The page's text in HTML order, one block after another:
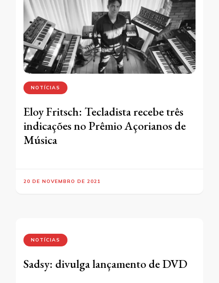
NOTÍCIAS
Eloy Fritsch: Tecladista recebe três
indicações no Prêmio Açorianos de
Música
20 DE NOVEMBRO DE 2021
NOTÍCIAS
Sadsy: divulga lançamento de DVD